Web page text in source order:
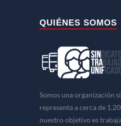
QUIÉNES SOMOS
Somos una organización
representa a cerca de
nuestro objetivo es